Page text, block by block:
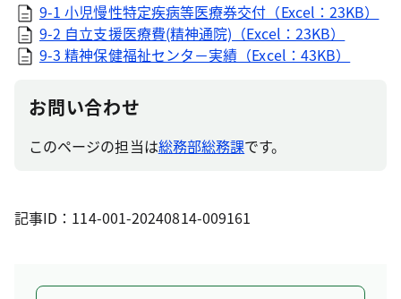
9-1 小児慢性特定疾病等医療券交付（Excel：23KB）
9-2 自立支援医療費(精神通院)（Excel：23KB）
9-3 精神保健福祉センタ－実績（Excel：43KB）
お問い合わせ
このページの担当は総務部総務課です。
記事ID：114-001-20240814-009161